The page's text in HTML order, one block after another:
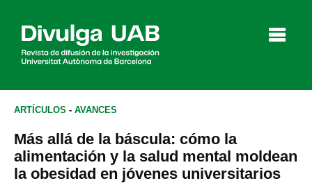
ARTÍCULOS - AVANCES
Más allá de la báscula: cómo la
alimentación y la salud mental moldean
la obesidad en jóvenes universitarios